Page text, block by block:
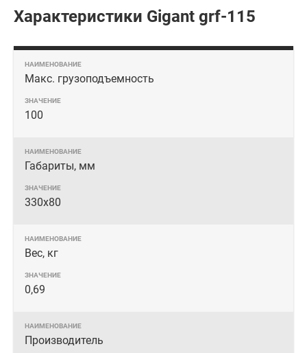
Характеристики Gigant grf-115
Макс. грузоподъемность
100
Габариты, мм
330x80
Вес, кг
0,69
Производитель